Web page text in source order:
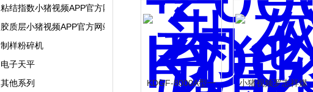
粘结指数小猪视频APP官方网站下载罗志祥系列
胶质层小猪视频APP官方网站下载罗志祥系列
制样粉碎机
电子天平
其他系列
KDGF-8000A型一
小猪视频罗志祥煤